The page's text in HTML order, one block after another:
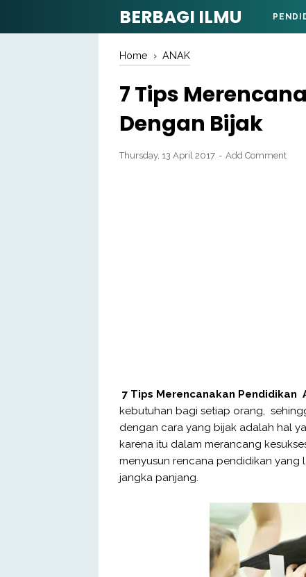
BERBAGI ILMU
Home › ANAK
7 Tips
Dengan Bijak
Thursday, 13 April 2017 Add Comment
7 Tips Merencanakan Pendidikan
kebutuhan bagi setiap orang,
dengan cara yang bijak adalah hal
karena itu dalam merancang
menyusun rencana pendidikan yang
jangka panjang.